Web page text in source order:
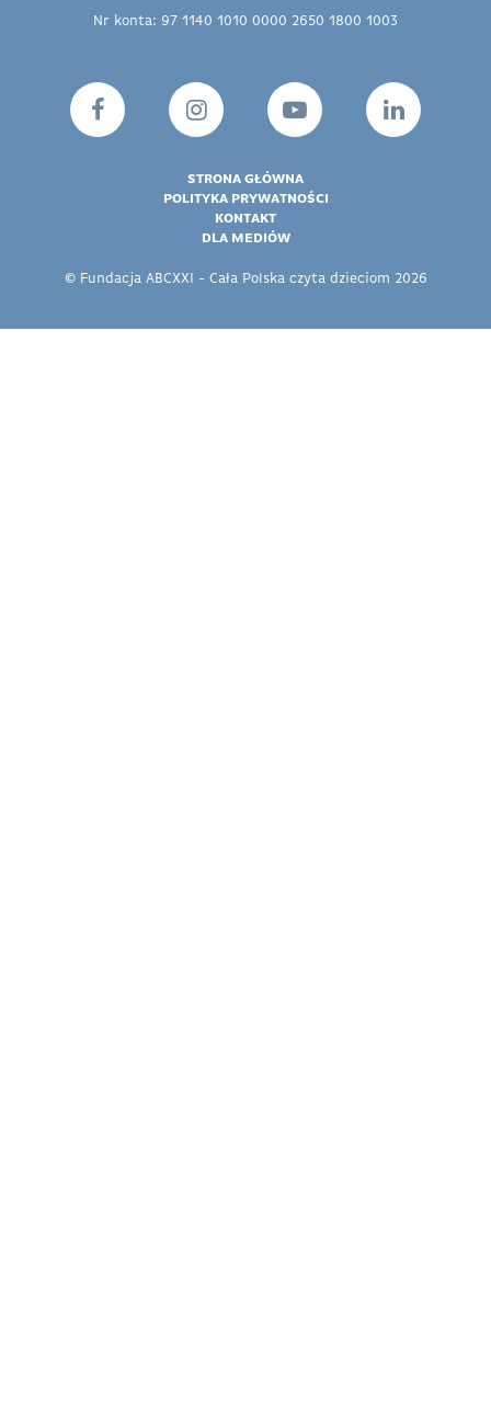
Nr konta: 97 1140 1010 0000 2650 1800 1003
© Fundacja ABCXXI - Cała Polska czyta dzieciom 2026
STRONA GŁÓWNA
POLITYKA PRYWATNOŚCI
KONTAKT
DLA MEDIÓW